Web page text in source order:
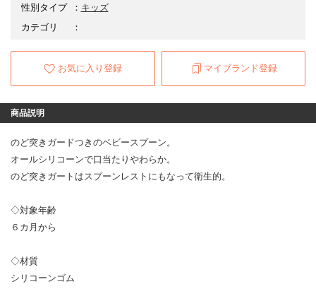
性別タイプ
： キッズ
カテゴリ
：
お気に入り登録 マイブランド登録
商品説明
のど突きガードつきのベビースプーン。
オールシリコーンで口当たりやわらか。
のど突きガートはスプーンレストにもなって衛生的。
◇対象年齢
６カ月から
◇材質
シリコーンゴム